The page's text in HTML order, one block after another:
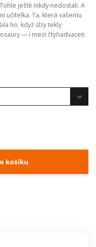
ještě nikdy nedostali. A
učitelka. Ta, která vašemu
ho, když slzy tekly
— i mezi čtyřiadvaceti
košíku